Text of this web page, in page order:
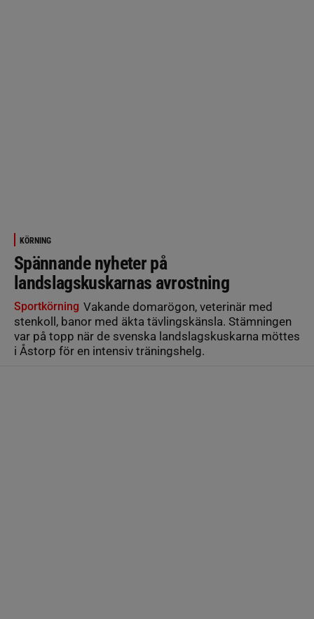
KÖRNING
Spännande nyheter på
landslagskuskarnas avrostning
Sportkörning Vakande domarögon, veterinär med
stenkoll, banor med äkta tävlingskänsla. Stämningen
var på topp när de svenska landslagskuskarna möttes
i Åstorp för en intensiv träningshelg.